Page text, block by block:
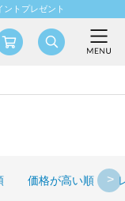
トプレゼント
価格が高い順